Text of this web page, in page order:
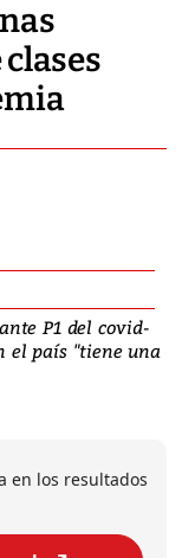
P1 del covid-
el país "tiene una
en los resultados